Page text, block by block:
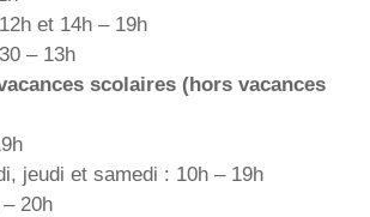
et 14h – 19h
– 13h
scolaires (hors vacances
jeudi et samedi : 10h – 19h
20h